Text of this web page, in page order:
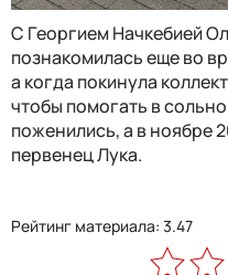
С Георгием Начкебией
познакомилась еще во
а когда покинула
чтобы помогать в
поженились, а в ноябре
первенец Лука.
Рейтинг материала: 3.47